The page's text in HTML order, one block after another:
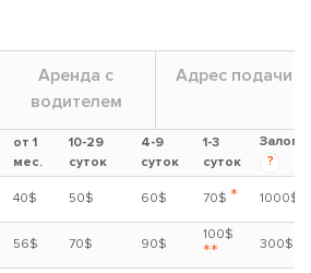
Аренда с
водителем
Адрес подачи
от 1
мес.
10-29
суток
4-9
суток
1-3
суток
Залог
?
40$ 50$ 60$ 70$ * 1000$
56$ 70$ 90$
100$
** 300$